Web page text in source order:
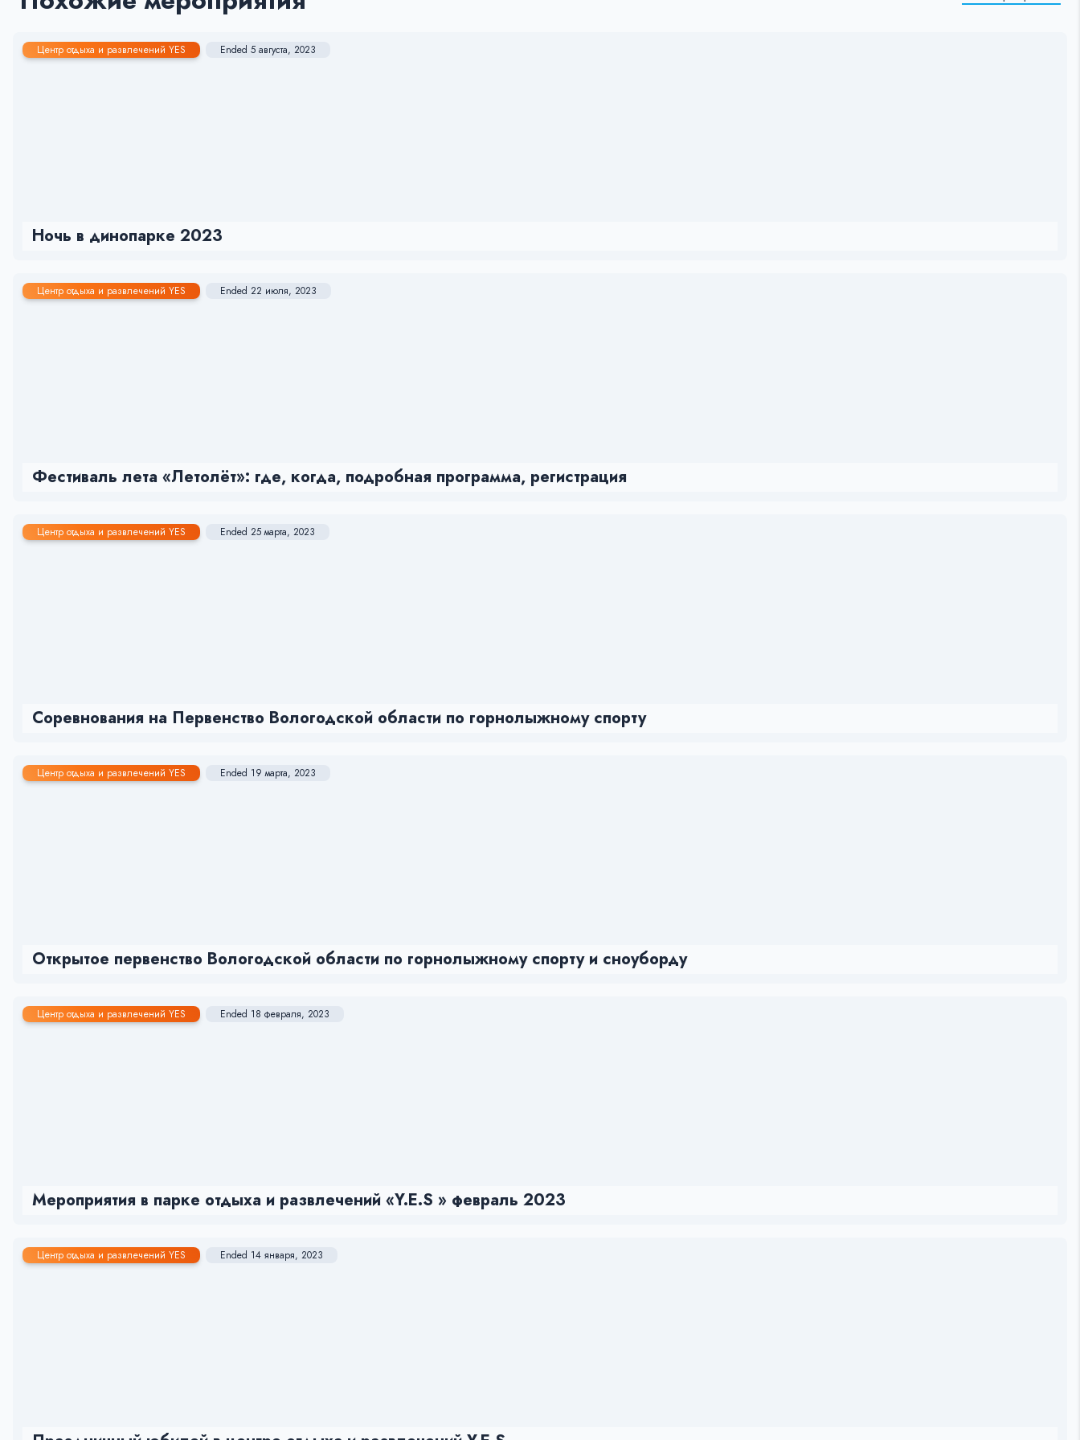
Центр отдыха и развлечений YES Ended 5 августа, 2023
Ночь в динопарке 2023
Центр отдыха и развлечений YES Ended 22 июля, 2023
Фестиваль лета «Летолёт»: где, когда, подробная программа, регистрация
Центр отдыха и развлечений YES Ended 25 марта, 2023
Соревнования на Первенство Вологодской области по горнолыжному спорту
Центр отдыха и развлечений YES Ended 19 марта, 2023
Открытое первенство Вологодской области по горнолыжному спорту и сноуборду
Центр отдыха и развлечений YES Ended 18 февраля, 2023
Мероприятия в парке отдыха и развлечений «Y.E.S » февраль 2023
Центр отдыха и развлечений YES Ended 14 января, 2023